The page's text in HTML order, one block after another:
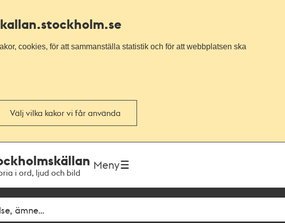
.stockholm.se
cookies, för att sammanställa statistik och för att webbplatsen ska
Välj vilka kakor vi får använda
i ord, ljud och bild
Meny